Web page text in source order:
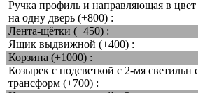
Ручка профиль и направляющая в
на одну дверь (+800) :
Лента-щётки (+450) :
Ящик выдвижной (+400) :
Корзина (+1000) :
Козырек с подсветкой с 2-мя светильн
трансформ (+700) :